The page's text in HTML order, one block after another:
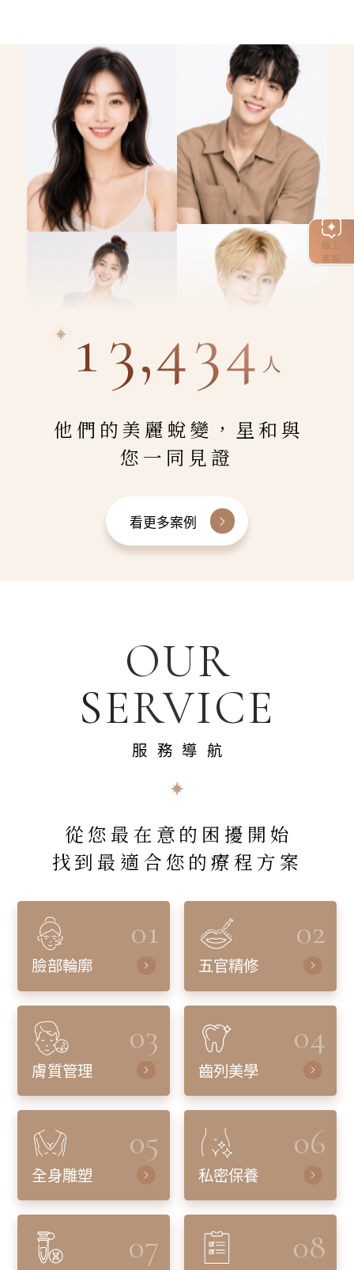
線上
客服
13,434 人
他們的美麗蛻變，星和與
您一同見證
看更多案例
OUR
SERVICE
服務導航
從您最在意的困擾開始
找到最適合您的療程方案
01
臉部輪廓
02
五官精修
03
膚質管理
04
齒列美學
05
全身雕塑
06
私密保養
07 08